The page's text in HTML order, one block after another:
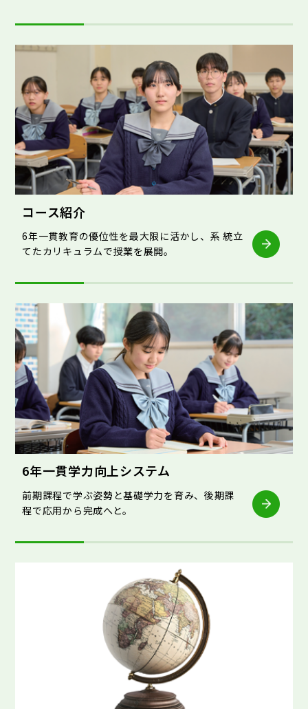
コース紹介
6年一貫教育の優位性を最大限に活かし、系 統立
てたカリキュラムで授業を展開。
6年一貫学力向上システム
前期課程で学ぶ姿勢と基礎学力を育み、後期課
程で応用から完成へと。